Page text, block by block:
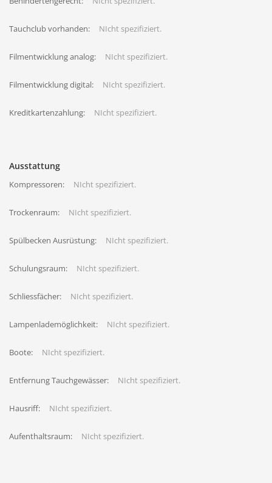
Tauchclub vorhanden: NIcht spezifiziert.
Filmentwicklung analog: NIcht spezifiziert.
Filmentwicklung digital: NIcht spezifiziert.
Kreditkartenzahlung: NIcht spezifiziert.
Ausstattung
Kompressoren: NIcht spezifiziert.
Trockenraum: NIcht spezifiziert.
Spülbecken Ausrüstung: NIcht spezifiziert.
Schulungsraum: NIcht spezifiziert.
Schliessfächer: NIcht spezifiziert.
Lampenlademöglichkeit: NIcht spezifiziert.
Boote: NIcht spezifiziert.
Entfernung Tauchgewässer: NIcht spezifiziert.
Hausriff: NIcht spezifiziert.
Aufenthaltsraum: NIcht spezifiziert.